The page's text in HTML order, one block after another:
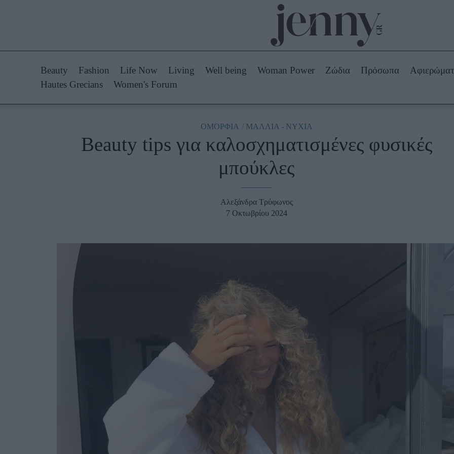
Styling Tips
Fashion News
Beauty -
Ομορφιά
Skincare
Μακιγιάζ
Woman Power Πρόσωπα Ζώδια
Αφιερώματα
Γάμος Market News
Beauty Fashion Life Now Living Well being Woman Power Ζώδια Πρόσωπα
Hautes Grecians
Women's Forum
ΟΜΟΡΦΙΑ ΜΑΛΛΙΑ - ΝΥΧΙΑ
Beauty tips για καλοσχηματισμένες φυσικές
μπούκλες
Αλεξάνδρα Τρύφωνος
7 Οκτωβρίου 2024